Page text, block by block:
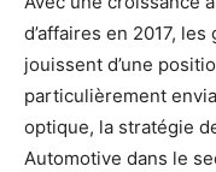
d’affaires en 2017,
jouissent d’une
particulièrement
optique, la stratégie
Automotive dans le